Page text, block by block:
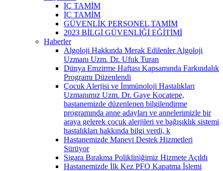
İÇ TAMİM
İÇ TAMİM
GÜVENLİK PERSONEL TAMİM
2023 BİLGİ GÜVENLİĞİ EĞİTİMİ
Haberler
Algoloji Hakkında Merak Edilenler Algoloji
Uzmanı Uzm. Dr. Ufuk Turan
Dünya Emzirme Haftası Kapsamında Farkındalık
Programı Düzenlendi
Çocuk Alerjisi ve İmmünoloji Hastalıkları
Uzmanımız Uzm. Dr. Gaye Kocatepe,
hastanemizde düzenlenen bilgilendirme
programında anne adayları ve annelerimizle bir
araya gelerek çocuk alerjileri ve bağışıklık sistemi
hastalıkları hakkında bilgi verdi, k
Hastanemizde Manevi Destek Hizmetleri
Sürüyor
Sigara Bırakma Polikliniğimiz Hizmete Açıldı
Hastanemizde İlk Kez PFO Kapatma İşlemi